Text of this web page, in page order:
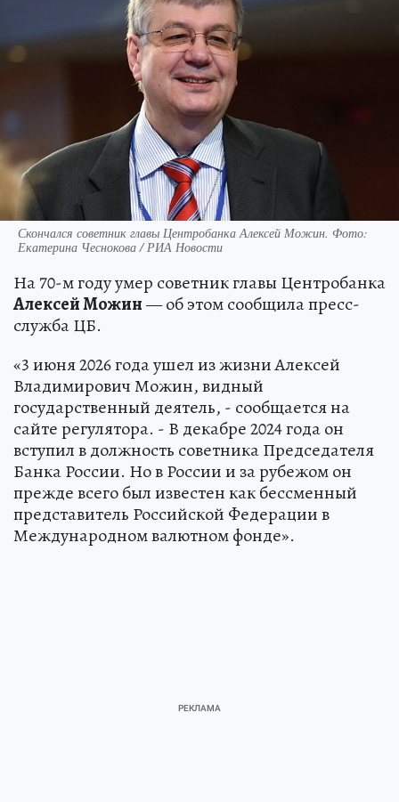
Скончался советник главы Центробанка Алексей Можин. Фото:
Екатерина Чеснокова / РИА Новости
На 70-м году умер советник главы Центробанка
Алексей Можин— об этом сообщила пресс-
служба ЦБ.
«3 июня 2026 года ушел из жизни Алексей
Владимирович Можин, видный
государственный деятель, - сообщается на
сайте регулятора. - В декабре 2024 года он
вступил в должность советника Председателя
Банка России. Но в России и за рубежом он
прежде всего был известен как бессменный
представитель Российской Федерации в
Международном валютном фонде».